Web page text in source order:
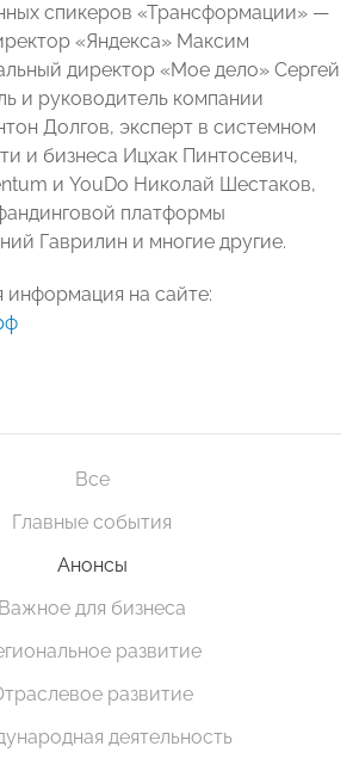
спикеров «Трансформации» —
«Яндекса» Максим
директор «Мое дело» Сергей
и руководитель компании
Долгов, эксперт в системном
и бизнеса Ицхак Пинтосевич,
и YouDo Николай Шестаков,
платформы
Гаврилин и многие другие.
информация на сайте:
Все
Главные события
Анонсы
Важное для бизнеса
развитие
развитие
деятельность